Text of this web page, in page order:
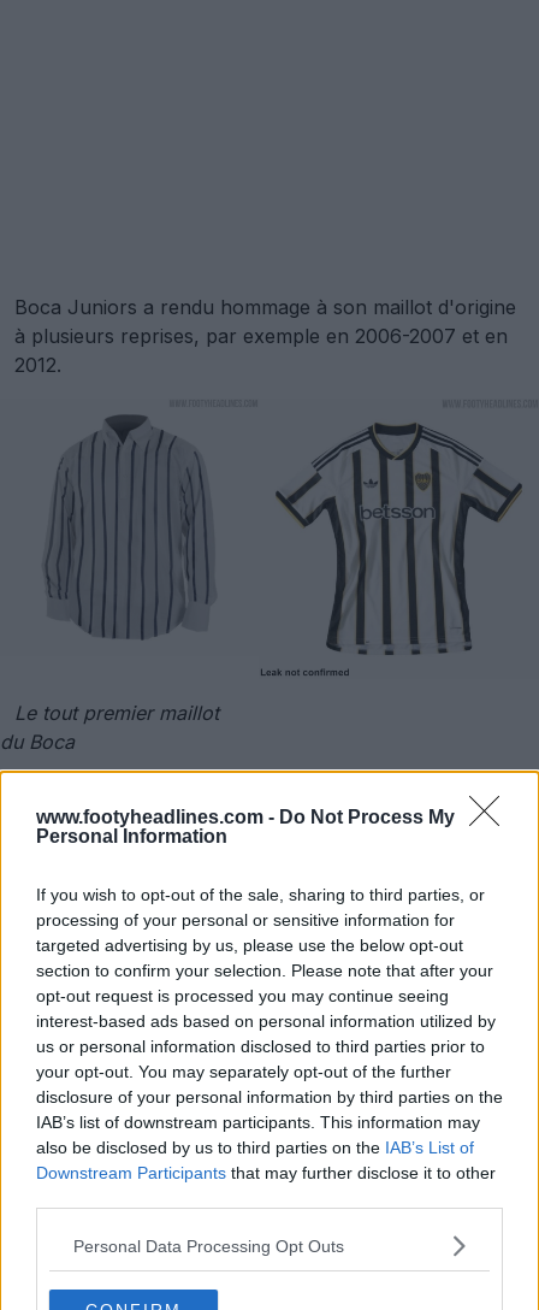
www.footyheadlines.com - Do Not Process My
Personal Information
If you wish to opt-out of the sale, sharing to third parties, or
processing of your personal or sensitive information for
targeted advertising by us, please use the below opt-out
section to confirm your selection. Please note that after your
opt-out request is processed you may continue seeing
interest-based ads based on personal information utilized by
us or personal information disclosed to third parties prior to
your opt-out. You may separately opt-out of the further
disclosure of your personal information by third parties on the
IAB’s list of downstream participants. This information may
also be disclosed by us to third parties on the IAB’s List of
Downstream Participants that may further disclose it to other
Personal Data Processing Opt Outs
Boca Juniors a rendu hommage à son maillot d'origine
à plusieurs reprises, par exemple en 2006-2007 et en
2012.
Le tout premier maillot
du Boca